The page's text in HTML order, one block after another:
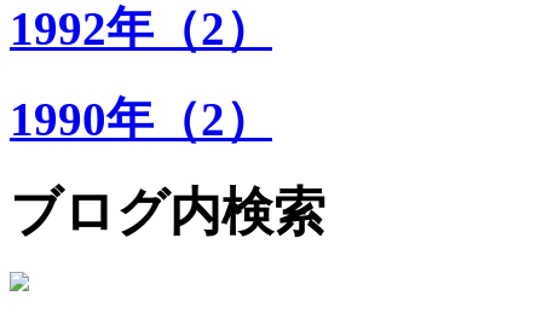
1992年（2）
1990年（2）
ブログ内検索